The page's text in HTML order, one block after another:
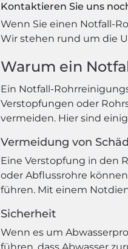
Kontaktieren Sie uns
Wenn Sie einen Notfall-
Wir stehen rund um die
Warum ein
Ein Notfall-
Verstopfungen oder
vermeiden. Hier sind
Vermeidung von
Eine Verstopfung in den
oder Abflussrohre
führen. Mit einem
Sicherheit
Wenn es um